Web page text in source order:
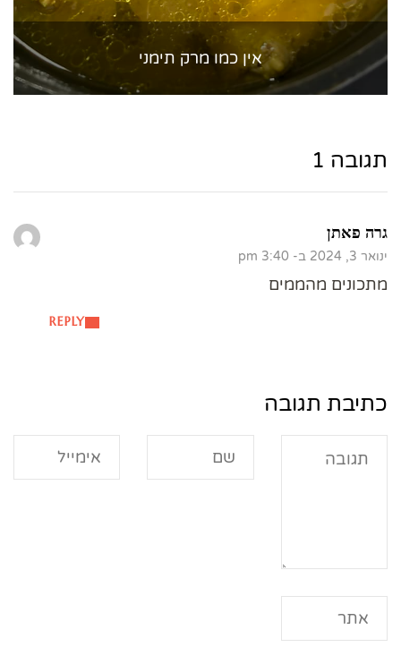
אין כמו מרק תימני
תגובה 1
גרה פאתן
ינואר 3, 2024 ב- 3:40 pm
REPLY
מתכונים מהממים
כתיבת תגובה